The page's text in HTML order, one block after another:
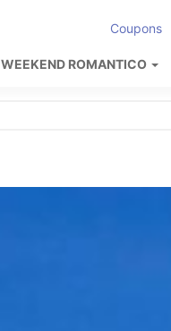
Coupons
WEEKEND ROMANTICO